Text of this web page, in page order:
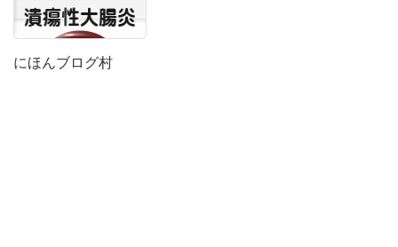
にほんブログ村